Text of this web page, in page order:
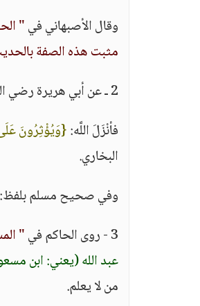
وقال الأصبهاني في"
مثبت هذه الصفة
2 ـ عن أبي هريرة رضي الله عنه أن النبي صلى الله عليه وسلم قال:
فأنْزَلَ اللَّه:{وَيُؤْثِرُونَ
البخاري.
وفي صحيح مسلم بلفظ:
3 - روى الحاكم في
"
عبد الله (يعني: ابن
من لا يعلم.